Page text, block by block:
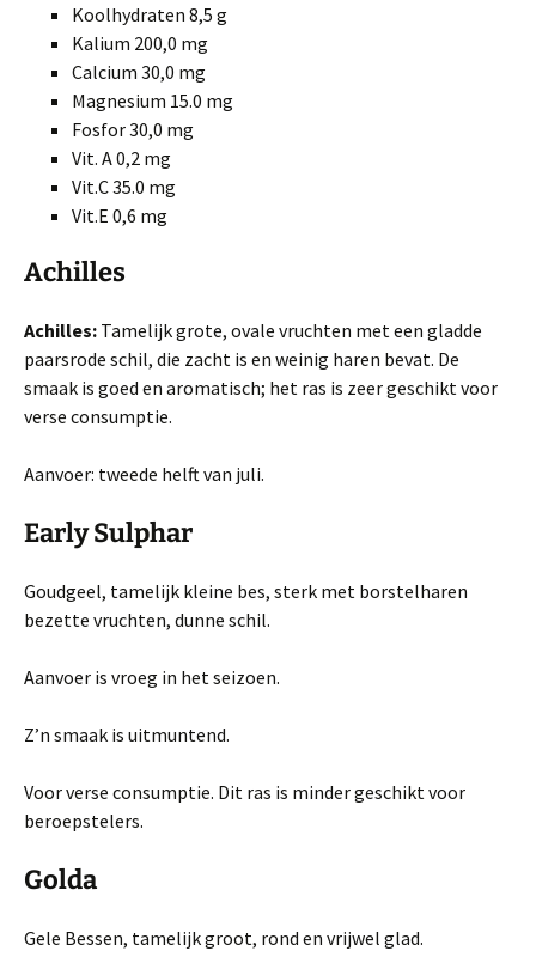
Koolhydraten 8,5 g
Kalium 200,0 mg
Calcium 30,0 mg
Magnesium 15.0 mg
Fosfor 30,0 mg
Vit. A 0,2 mg
Vit.C 35.0 mg
Vit.E 0,6 mg
Achilles
Achilles: Tamelijk grote, ovale vruchten met een gladde
paarsrode schil, die zacht is en weinig haren bevat. De
smaak is goed en aromatisch; het ras is zeer geschikt voor
verse consumptie.
Aanvoer: tweede helft van juli.
Early Sulphar
Goudgeel, tamelijk kleine bes, sterk met borstelharen
bezette vruchten, dunne schil.
Aanvoer is vroeg in het seizoen.
Z’n smaak is uitmuntend.
Voor verse consumptie. Dit ras is minder geschikt voor
beroepstelers.
Golda
Gele Bessen, tamelijk groot, rond en vrijwel glad.